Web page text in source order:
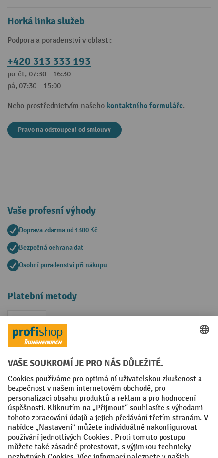
Horká linka služeb
Podpora a poradenství v oblasti:
+420 313 333 193
po-čt, 07:30 - 16:30
pá, 07:30 - 15:00
Nebo prostřednictvím našeho kontaktního formuláře.
Pravo na odstoupeni od smlouvy
Vaše profesní výhody
Doprava zdarma od 1300 Kč
Bezpečná ochrana dat
Osobní poradenství při nákupu
Platební metody
Faktura
Sociální sítě
Facebook
YouTubeLinkedIn
VODP Otisk
Prohlášení o ochraně osobních údajů